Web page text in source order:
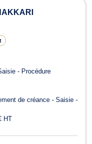
- Procédure
de créance - Saisie -
HT